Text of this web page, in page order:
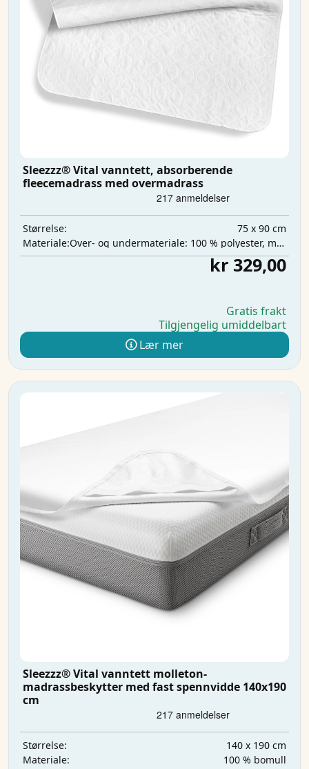
Sleezzz® Vital vanntett, absorberende
fleecemadrass med overmadrass
Størrelse:
75 x 90 cm
Materiale:
Over- og undermateriale: 100 % polyester, mellomlag: 100 % polyuretan, absorberende lag: 100 % polyester
kr 329,00
Gratis frakt
Tilgjengelig umiddelbart
Lær mer
Sleezzz® Vital vanntett molleton-
madrassbeskytter med fast spennvidde 140x190
cm
Størrelse:
140 x 190 cm
Materiale:
100 % bomull